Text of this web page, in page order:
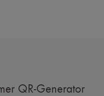
QR-Generator